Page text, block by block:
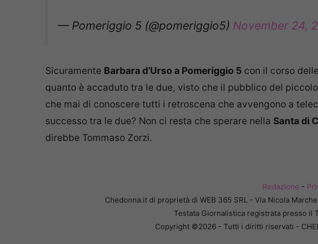
— Pomeriggio 5 (@pomeriggio5) November 24,
Sicuramente Barbara d’Urso a Pomeriggio 5 con il corso
quanto è accaduto tra le due, visto che il pubblico del
che mai di conoscere tutti i retroscena che avvengono a
successo tra le due? Non ci resta che sperare nella Santa di
direbbe Tommaso Zorzi.
Redazione -
Chedonna.it di proprietà di WEB 365 SRL - Via Nicola
Testata Giornalistica registrata presso il
Copyright ©2026 - Tutti i diritti riservati -